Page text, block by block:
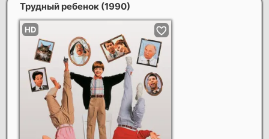
Трудный ребенок (1990)